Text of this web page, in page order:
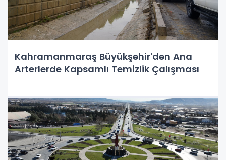
Kahramanmaraş Büyükşehir'den Ana
Arterlerde Kapsamlı Temizlik Çalışması